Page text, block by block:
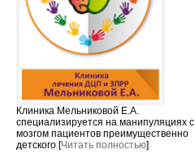
Клиника Мельниковой Е.А.
специализируется на манипуляциях с
мозгом пациентов преимущественно
детского [Читать полностью]